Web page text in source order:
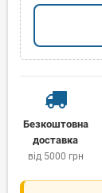
Безкоштовна
доставка
від 5000 грн